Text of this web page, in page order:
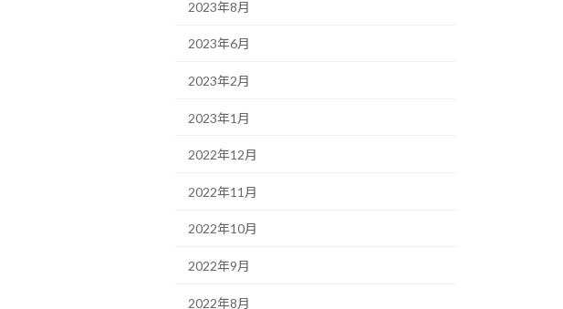
2023年8月
2023年6月
2023年2月
2023年1月
2022年12月
2022年11月
2022年10月
2022年9月
2022年8月